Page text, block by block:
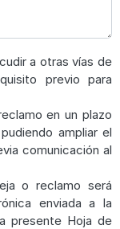
a otras vías de
previo para
en un plazo
ampliar el
comunicación al
o reclamo será
enviada a la
presente Hoja de